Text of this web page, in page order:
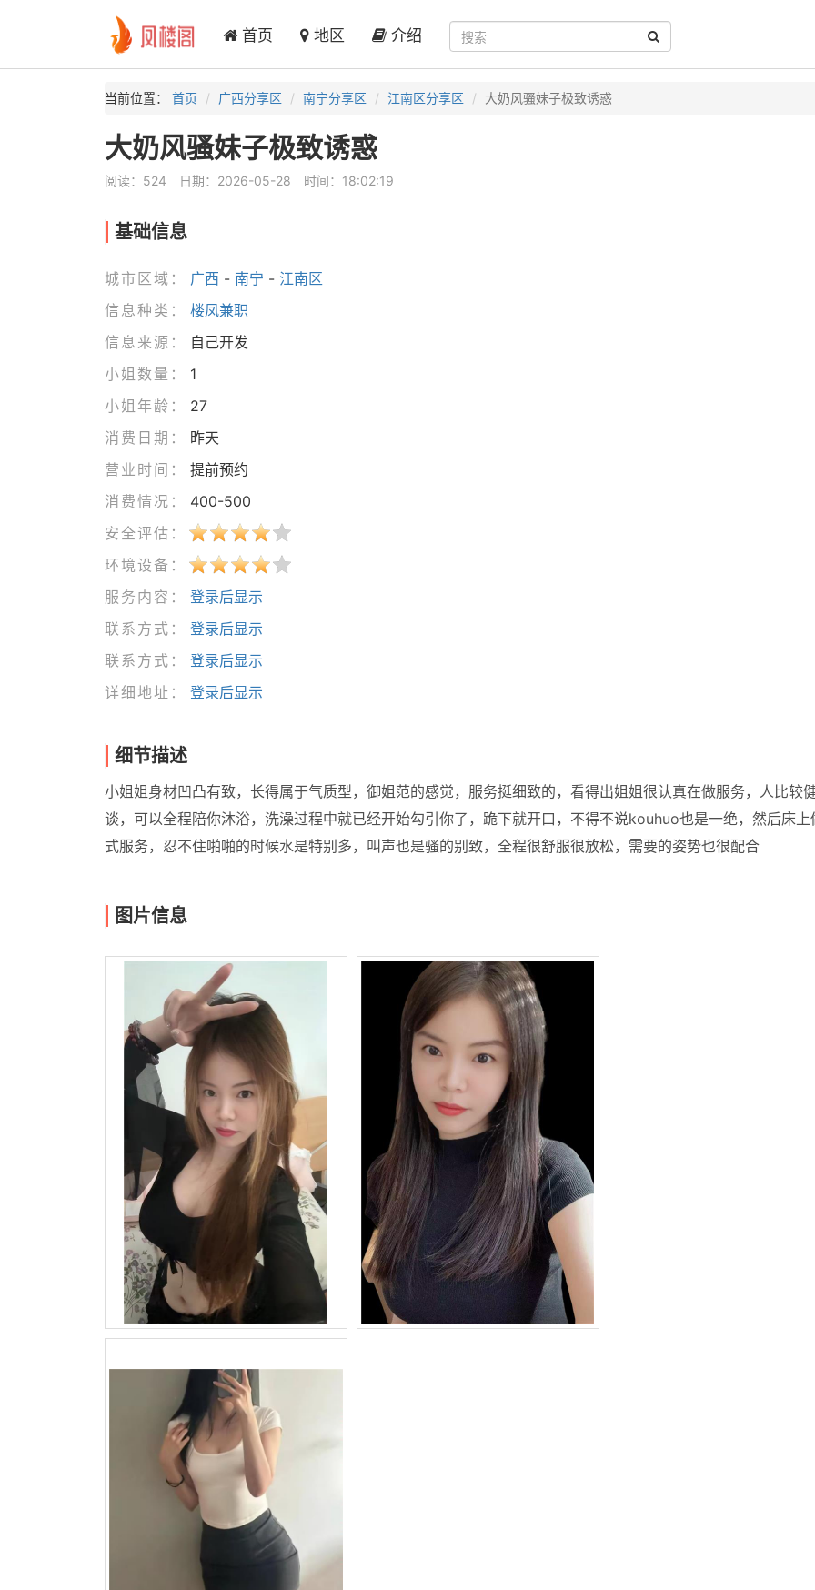
首页 地区 介绍
当前位置： 首页 广西分享区 南宁分享区 江南区分享区 大奶风骚妹子极致诱惑
大奶风骚妹子极致诱惑
阅读：524 日期：2026-05-28 时间：18:02:19
基础信息
城市区域： 广西 - 南宁 - 江南区
信息种类：
楼凤兼职
信息来源：
自己开发
小姐数量：
1
小姐年龄：
27
消费日期：
昨天
营业时间：
提前预约
消费情况：
400-500
安全评估：
环境设备：
服务内容：
登录后显示
联系方式：
登录后显示
联系方式：
登录后显示
详细地址：
登录后显示
细节描述
小姐姐身材凹凸有致，长得属于气质型，御姐范的感觉，服务挺细致的，看得出姐姐很认真在做服务，人比较
谈，可以全程陪你沐浴，洗澡过程中就已经开始勾引你了，跪下就开口，不得不说kouhuo也是一绝，然后床上
式服务，忍不住啪啪的时候水是特别多，叫声也是骚的别致，全程很舒服很放松，需要的姿势也很配合
图片信息